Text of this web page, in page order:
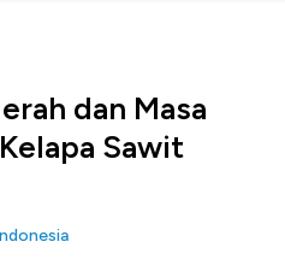
dan Masa
Sawit